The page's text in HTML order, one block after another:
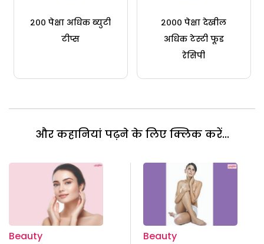
२०० पेक्षा अधिक ब्युटी
टीप्स
२००० पेक्षा देखील
अधिक टेस्टी फूड
रेसिपी
और कहानियां पढ़ने के लिए क्लिक करें...
Beauty
Beauty